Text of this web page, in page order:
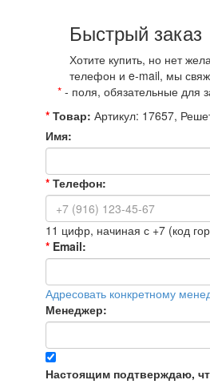
Быстрый заказ
Хотите купить, но нет
телефон и e-mail, мы
* - поля, обязательные для
* Товар: Артикул: 17657,
Имя:
* Телефон:
11 цифр, начиная с +7 (код
* Email:
Адресовать конкретному
Менеджер:
Настоящим подтверждаю,